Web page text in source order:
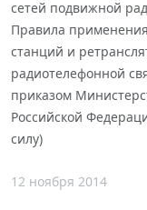
сетей подвижной
Правила
станций и
радиотелефонной
приказом
Российской
силу)
12 ноября 2014